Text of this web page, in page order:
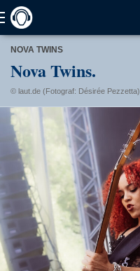
NOVA TWINS
Nova Twins.
© laut.de (Fotograf: Désirée Pezzetta)